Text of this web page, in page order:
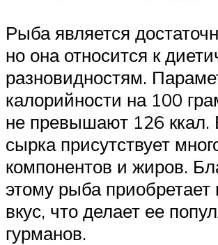
Рыба является
но она относится к
разновидностям.
калорийности на 100
не превышают 126 ккал.
сырка присутствует
компонентов и жиров.
этому рыба
вкус, что делает ее
гурманов.